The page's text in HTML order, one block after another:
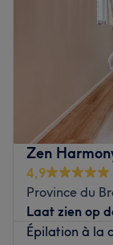
Zen
4,9
Province du
Laat zien op
Épilation à la